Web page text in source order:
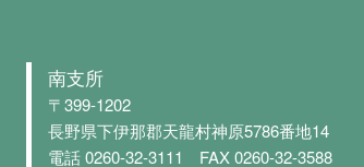
南支所
〒399-1202
長野県下伊那郡天龍村神原5786番地14
電話 0260-32-3111 FAX 0260-32-3588